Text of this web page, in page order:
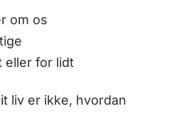
om os
eller for lidt
liv er ikke, hvordan